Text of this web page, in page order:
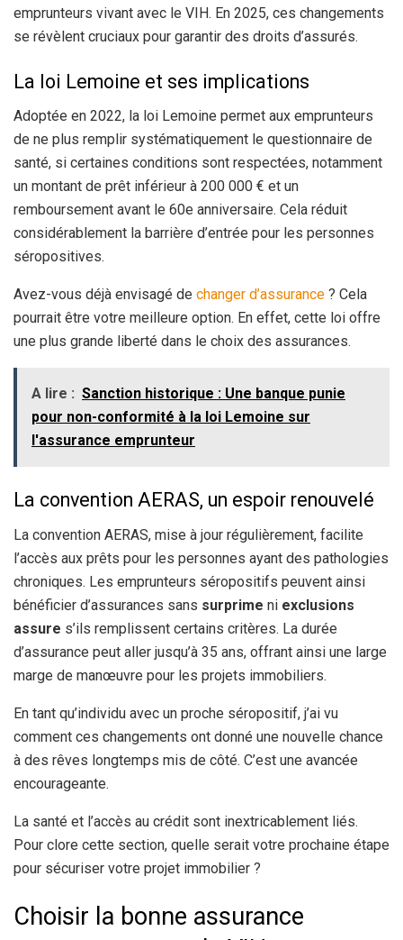
emprunteurs vivant avec le VIH. En 2025, ces changements
se révèlent cruciaux pour garantir des droits d’assurés.
La loi Lemoine et ses implications
Adoptée en 2022, la loi Lemoine permet aux emprunteurs
de ne plus remplir systématiquement le questionnaire de
santé, si certaines conditions sont respectées, notamment
un montant de prêt inférieur à 200 000 € et un
remboursement avant le 60e anniversaire. Cela réduit
considérablement la barrière d’entrée pour les personnes
séropositives.
Avez-vous déjà envisagé de changer d’assurance ? Cela
pourrait être votre meilleure option. En effet, cette loi offre
une plus grande liberté dans le choix des assurances.
A lire : Sanction historique : Une banque punie
pour non-conformité à la loi Lemoine sur
l'assurance emprunteur
La convention AERAS, un espoir renouvelé
La convention AERAS, mise à jour régulièrement, facilite
l’accès aux prêts pour les personnes ayant des pathologies
chroniques. Les emprunteurs séropositifs peuvent ainsi
bénéficier d’assurances sans surprime ni exclusions
assure s’ils remplissent certains critères. La durée
d’assurance peut aller jusqu’à 35 ans, offrant ainsi une large
marge de manœuvre pour les projets immobiliers.
En tant qu’individu avec un proche séropositif, j’ai vu
comment ces changements ont donné une nouvelle chance
à des rêves longtemps mis de côté. C’est une avancée
encourageante.
La santé et l’accès au crédit sont inextricablement liés.
Pour clore cette section, quelle serait votre prochaine étape
pour sécuriser votre projet immobilier ?
Choisir la bonne assurance